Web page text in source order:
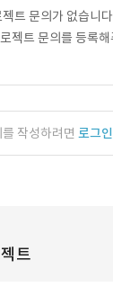
트 문의가 없습니
젝트 문의를 등록해
작성하려면 로그인
트